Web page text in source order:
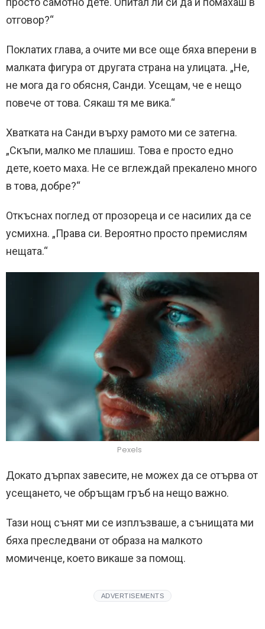
отговор?“
Поклатих глава, а очите ми все още бяха вперени в
малката фигура от другата страна на улицата. „Не,
не мога да го обясня, Санди. Усещам, че е нещо
повече от това. Сякаш тя ме вика.“
Хватката на Санди върху рамото ми се затегна.
„Скъпи, малко ме плашиш. Това е просто едно
дете, което маха. Не се вглеждай прекалено много
в това, добре?“
Откъснах поглед от прозореца и се насилих да се
усмихна. „Права си. Вероятно просто премислям
нещата.“
Pexels
Докато дърпах завесите, не можех да се отърва от
усещането, че обръщам гръб на нещо важно.
Тази нощ сънят ми се изплъзваше, а сънищата ми
бяха преследвани от образа на малкото
момиченце, което викаше за помощ.
ADVERTISEMENTS